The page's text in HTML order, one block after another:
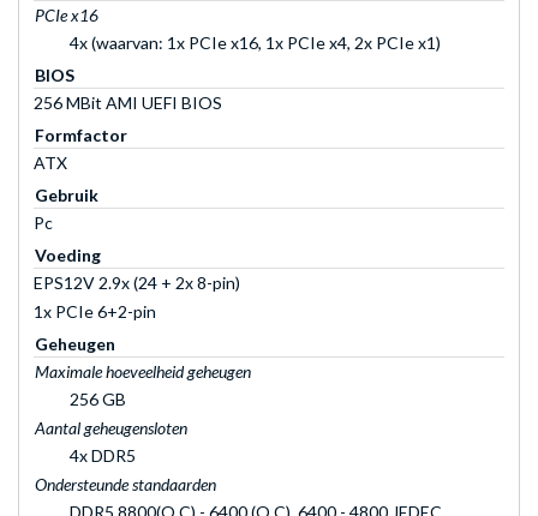
PCIe x16
4x (waarvan: 1x PCIe x16, 1x PCIe x4, 2x PCIe x1)
BIOS
256 MBit AMI UEFI BIOS
Formfactor
ATX
Gebruik
Pc
Voeding
EPS12V 2.9x (24 + 2x 8-pin)
1x PCIe 6+2-pin
Geheugen
Maximale hoeveelheid geheugen
256 GB
Aantal geheugensloten
4x DDR5
Ondersteunde standaarden